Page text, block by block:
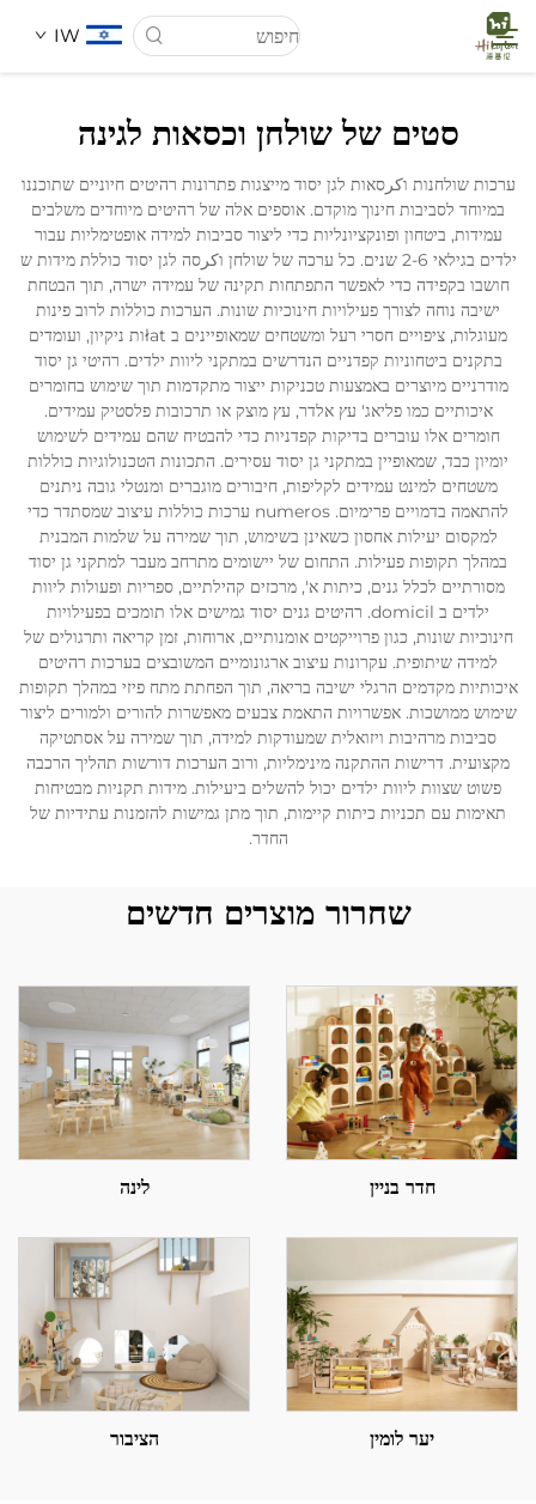
IW
עַל אָמַת
מוצרים
חֲדָשִים
מקרים
לְהִתְחַבֵּר אֵלֵינוּ
סטים של שולחן וכסאות לגינה
ערכות שולחנות וكرסאות לגן יסוד מייצגות פתרונות רהיטים חיוניים שתוכננו
במיוחד לסביבות חינוך מוקדם. אוספים אלה של רהיטים מיוחדים משלבים
עמידות, ביטחון ופונקציונליות כדי ליצור סביבות למידה אופטימליות עבור
ילדים בגילאי 2-6 שנים. כל ערכה של שולחן וكرסה לגן יסוד כוללת מידות ש
חושבו בקפידה כדי לאפשר התפתחות תקינה של עמידה ישרה, תוך הבטחת
ישיבה נוחה לצורך פעילויות חינוכיות שונות. הערכות כוללות לרוב פינות
מעוגלות, ציפויים חסרי רעל ומשטחים שמאופיינים ב łatות ניקיון, ועומדים
בתקנים ביטחוניות קפדניים הנדרשים במתקני ליוות ילדים. רהיטי גן יסוד
מודרניים מיוצרים באמצעות טכניקות ייצור מתקדמות תוך שימוש בחומרים
איכותיים כמו פליאג' עץ אלדר, עץ מוצק או תרכובות פלסטיק עמידים.
חומרים אלו עוברים בדיקות קפדניות כדי להבטיח שהם עמידים לשימוש
יומיון כבד, שמאופיין במתקני גן יסוד עסירים. התכונות הטכנולוגיות כוללות
משטחים למינט עמידים לקליפות, חיבורים מוגברים ומנטלי גובה ניתנים
להתאמה בדמויים פרימיום. numeros ערכות כוללות עיצוב שמסתדר כדי
למקסום יעילות אחסון כשאינן בשימוש, תוך שמירה על שלמות המבנית
במהלך תקופות פעילות. התחום של יישומים מתרחב מעבר למתקני גן יסוד
מסורתיים לכלל גנים, כיתות א', מרכזים קהילתיים, ספריות ופעולות ליוות
ילדים ב domicil. רהיטים גנים יסוד גמישים אלו תומכים בפעילויות
חינוכיות שונות, כגון פרוייקטים אומנותיים, ארוחות, זמן קריאה ותרגולים של
למידה שיתופית. עקרונות עיצוב ארגונומיים המשובצים בערכות רהיטים
איכותיות מקדמים הרגלי ישיבה בריאה, תוך הפחתת מתח פיזי במהלך תקופות
שימוש ממושכות. אפשרויות התאמת צבעים מאפשרות להורים ולמורים ליצור
סביבות מרהיבות ויזואלית שמעודקות למידה, תוך שמירה על אסתטיקה
מקצועית. דרישות ההתקנה מינימליות, ורוב הערכות דורשות תהליך הרכבה
פשוט שצוות ליוות ילדים יכול להשלים ביעילות. מידות תקניות מבטיחות
תאימות עם תכניות כיתות קיימות, תוך מתן גמישות להזמנות עתידיות של
החדר.
שחרור מוצרים חדשים
חדר בניין לינה
יער לומין הציבור